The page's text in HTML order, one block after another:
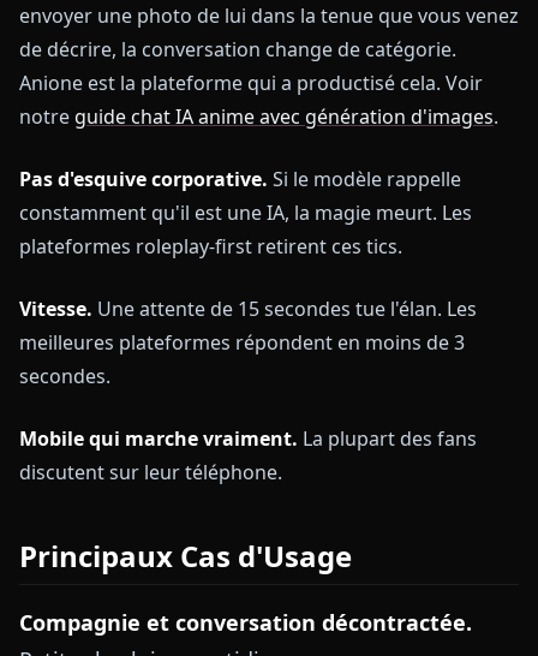
envoyer une photo de lui dans la tenue que vous venez
de décrire, la conversation change de catégorie.
Anione est la plateforme qui a productisé cela. Voir
notre guide chat IA anime avec génération d'images.
Pas d'esquive corporative. Si le modèle rappelle
constamment qu'il est une IA, la magie meurt. Les
plateformes roleplay-first retirent ces tics.
Vitesse. Une attente de 15 secondes tue l'élan. Les
meilleures plateformes répondent en moins de 3
secondes.
Mobile qui marche vraiment. La plupart des fans
discutent sur leur téléphone.
Principaux Cas d'Usage
Compagnie et conversation décontractée.